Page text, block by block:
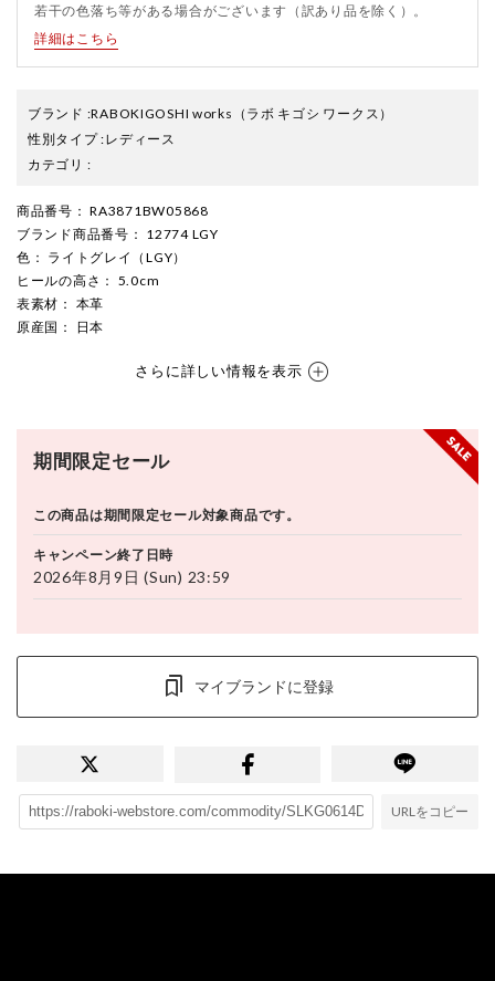
若干の色落ち等がある場合がございます（訳あり品を除く）。
詳細はこちら
ブランド :RABOKIGOSHI works （ラボ キゴシ ワークス）
性別タイプ:レディース
カテゴリ :
商品番号 ： RA3871BW05868
ブランド商品番号 ： 12774 LGY
色 ： ライトグレイ（LGY）
ヒールの高さ ： 5.0cm
表素材 ： 本革
原産国 ： 日本
さらに詳しい情報を表示
期間限定セール
この商品は期間限定セール対象商品です。
キャンペーン終了日時
2026年8月9日 (Sun) 23:59
マイブランドに登録
URLをコピー